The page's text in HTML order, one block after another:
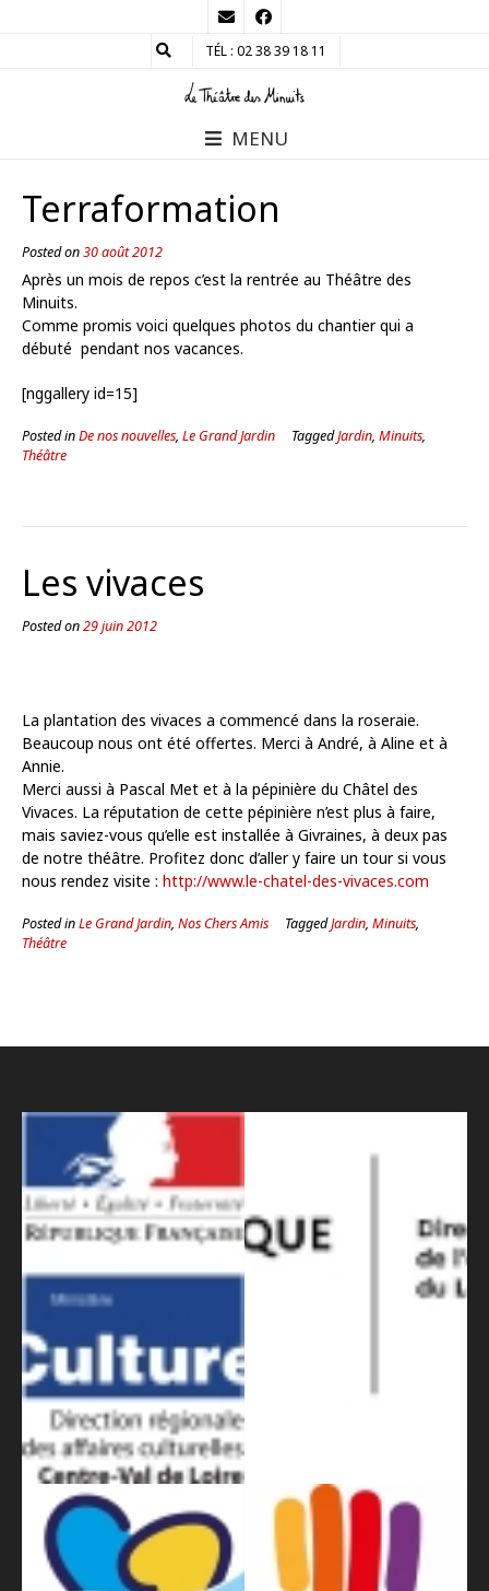
TÉL : 02 38 39 18 11
MENU
Terraformation
Posted on30 août 2012
Après un mois de repos c’est la rentrée au Théâtre des
Minuits.
Comme promis voici quelques photos du chantier qui a
débuté pendant nos vacances.
[nggallery id=15]
Posted inDe nos nouvelles, Le Grand Jardin TaggedJardin, Minuits,
Théâtre
Les vivaces
Posted on29 juin 2012
La plantation des vivaces a commencé dans la roseraie.
Beaucoup nous ont été offertes. Merci à André, à Aline et à
Annie.
Merci aussi à Pascal Met et à la pépinière du Châtel des
Vivaces. La réputation de cette pépinière n’est plus à faire,
mais saviez-vous qu’elle est installée à Givraines, à deux pas
de notre théâtre. Profitez donc d’aller y faire un tour si vous
nous rendez visite : http://www.le-chatel-des-vivaces.com
Posted inLe Grand Jardin, Nos Chers Amis TaggedJardin, Minuits,
Théâtre